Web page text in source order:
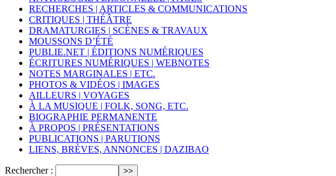
RECHERCHES | ARTICLES & COMMUNICATIONS
CRITIQUES | THÉÂTRE
DRAMATURGIES | SCÈNES & TRAVAUX
MOUSSONS D’ÉTÉ
PUBLIE.NET | ÉDITIONS NUMÉRIQUES
ÉCRITURES NUMÉRIQUES | WEBNOTES
NOTES MARGINALES | ETC.
PHOTOS & VIDÉOS | IMAGES
AILLEURS | VOYAGES
À LA MUSIQUE | FOLK, SONG, ETC.
BIOGRAPHIE PERMANENTE
À PROPOS | PRÉSENTATIONS
PUBLICATIONS | PARUTIONS
LIENS, BRÈVES, ANNONCES | DAZIBAO
Rechercher :